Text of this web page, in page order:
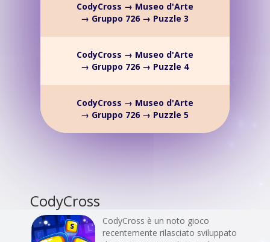
CodyCross → Museo d'Arte
→ Gruppo 726 → Puzzle 3
CodyCross → Museo d'Arte
→ Gruppo 726 → Puzzle 4
CodyCross → Museo d'Arte
→ Gruppo 726 → Puzzle 5
CodyCross
CodyCross è un noto gioco
recentemente rilasciato sviluppato